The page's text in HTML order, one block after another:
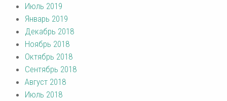
Июль 2019
Январь 2019
Декабрь 2018
Ноябрь 2018
Октябрь 2018
Сентябрь 2018
Август 2018
Июль 2018